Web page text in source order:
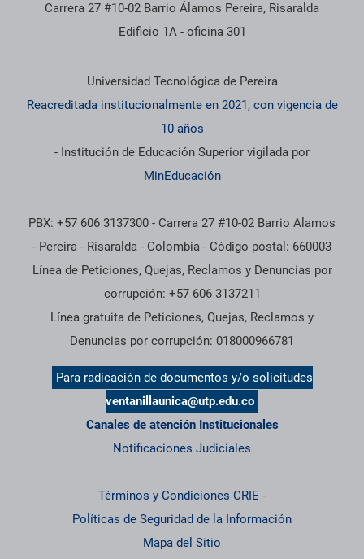
Carrera 27 #10-02 Barrio Álamos Pereira, Risaralda
Edificio 1A - oficina 301
Información institucional
Universidad Tecnológica de Pereira
Reacreditada institucionalmente en 2021, con vigencia de
10 años
- Institución de Educación Superior vigilada por
MinEducación
PBX: +57 606 3137300 - Carrera 27 #10-02 Barrio Alamos
- Pereira - Risaralda - Colombia - Código postal: 660003
Línea de Peticiones, Quejas, Reclamos y Denuncias por
corrupción: +57 606 3137211
Línea gratuita de Peticiones, Quejas, Reclamos y
Denuncias por corrupción: 018000966781
Para radicación de documentos y/o solicitudes
ventanillaunica@utp.edu.co
Canales de atención Institucionales
Notificaciones Judiciales
Términos y Condiciones CRIE -
Políticas de Seguridad de la Información
Mapa del Sitio